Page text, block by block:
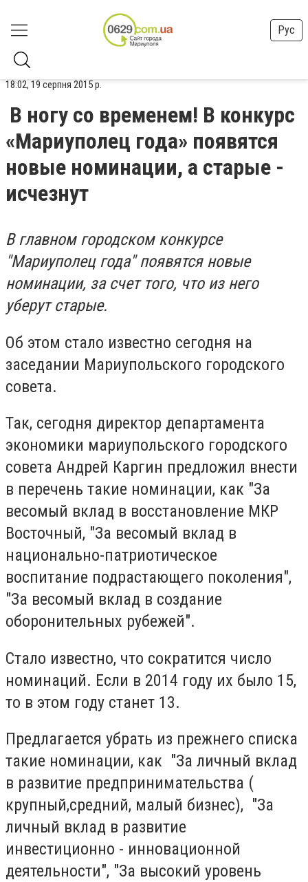
Рус
18:02, 19 серпня 2015 р.
В ногу со временем! В конкурс
«Мариуполец года» появятся
новые номинации, а старые -
исчезнут
В главном городском конкурсе
"Мариуполец года" появятся новые
номинации, за счет того, что из него
уберут старые.
Об этом стало известно сегодня на
заседании Мариупольского городского
совета.
Так, сегодня директор департамента
экономики мариупольского городского
совета Андрей Каргин предложил внести
в перечень такие номинации, как "За
весомый вклад в восстановление МКР
Восточный, "За весомый вклад в
национально-патриотическое
воспитание подрастающего поколения",
"За весомый вклад в создание
оборонительных рубежей".
Стало известно, что сократится число
номинаций. Если в 2014 году их было 15,
то в этом году станет 13.
Предлагается убрать из прежнего списка
такие номинации, как "За личный вклад
в развитие предпринимательства (
крупный,средний, малый бизнес), "За
личный вклад в развитие
инвестиционно - инновационной
деятельности", "За высокий уровень